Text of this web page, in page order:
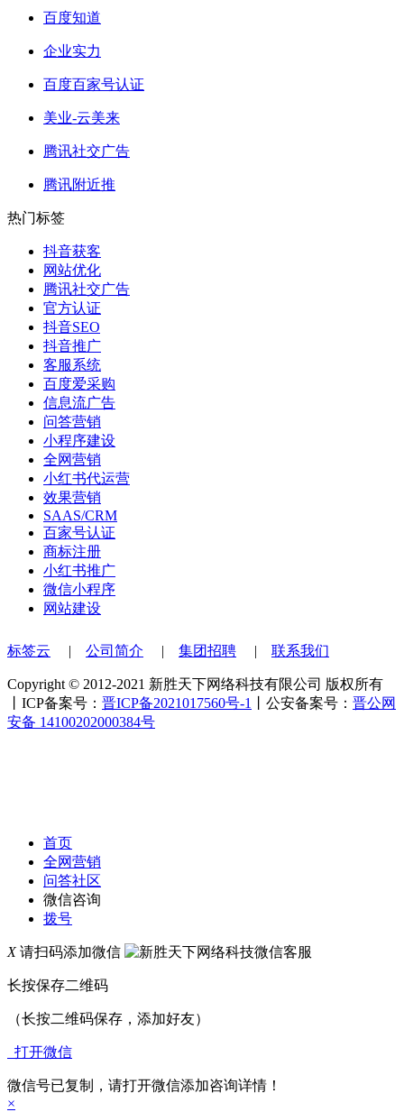
百度知道
企业实力
百度百家号认证
美业-云美来
腾讯社交广告
腾讯附近推
热门标签
抖音获客
网站优化
腾讯社交广告
官方认证
抖音SEO
抖音推广
客服系统
百度爱采购
信息流广告
问答营销
小程序建设
全网营销
小红书代运营
效果营销
SAAS/CRM
百家号认证
商标注册
小红书推广
微信小程序
网站建设
标签云 公司简介 集团招聘 联系我们
Copyright © 2012-2021 新胜天下网络科技有限公司 版权所有
丨ICP备案号： 晋ICP备2021017560号-1 丨公安备案号： 晋公网
安备 14100202000384号
首页
全网营销
问答社区
微信咨询
拨号
X请扫码添加微信
长按保存二维码
（长按二维码保存，添加好友）
打开微信
微信号已复制，请打开微信添加咨询详情！
×